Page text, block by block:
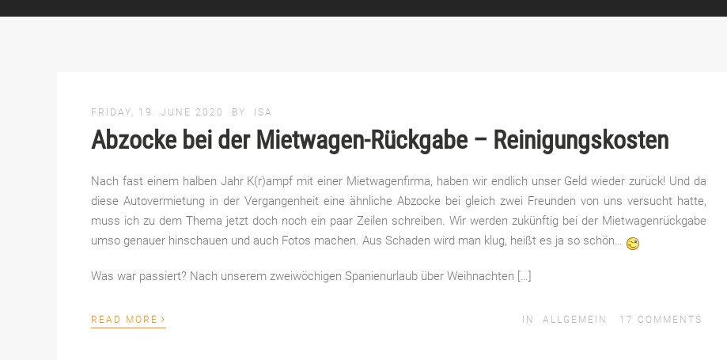
FRIDAY, 19. JUNE 2020 BY ISA
Abzocke bei der Mietwagen-Rückgabe – Reinigungskosten
Nach fast einem halben Jahr K(r)ampf mit einer Mietwagenfirma, haben wir endlich unser Geld wieder zurück! Und da
diese Autovermietung in der Vergangenheit eine ähnliche Abzocke bei gleich zwei Freunden von uns versucht hatte,
muss ich zu dem Thema jetzt doch noch ein paar Zeilen schreiben. Wir werden zukünftig bei der Mietwagenrückgabe
umso genauer hinschauen und auch Fotos machen. Aus Schaden wird man klug, heißt es ja so schön…
Was war passiert? Nach unserem zweiwöchigen Spanienurlaub über Weihnachten […]
READ MORE › IN ALLGEMEIN 17 COMMENTS